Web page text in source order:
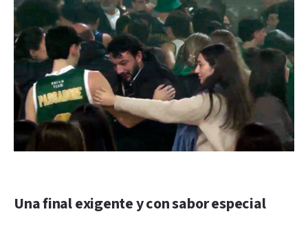
Una final exigente y con sabor especial